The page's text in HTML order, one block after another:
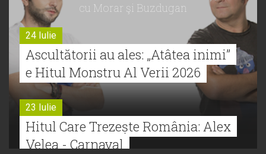
cu Morar şi Buzdugan
24 Iulie
Ascultătorii au ales: „Atâtea inimi”
e Hitul Monstru Al Verii 2026
23 Iulie
Hitul Care Trezește România: Alex
Velea - Carnaval